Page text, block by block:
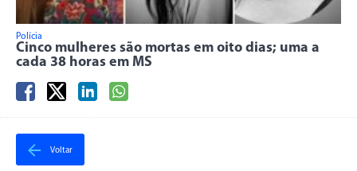
Polícia
Cinco mulheres são mortas em oito dias; uma a
cada 38 horas em MS
Voltar